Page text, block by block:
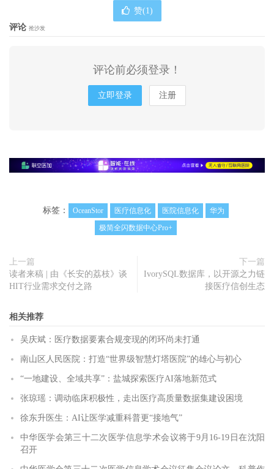
赞(1 )
评论 抢沙发
评论前必须登录！
立即登录 注册
标签： OceanStor 医疗信息化 医院信息化
华为
极简全闪数据中心Pro+
上一篇
读者来稿 | 由《长安的荔枝》谈
HIT行业需求交付之路
下一篇
IvorySQL数据库，以开源之力链
接医疗信创生态
相关推荐
吴庆斌：医疗数据要素合规变现的闭环尚未打通
南山区人民医院：打造“世界级智慧灯塔医院”的雄心与初心
“一地建设、全域共享”：盐城探索医疗AI落地新范式
张琼瑶：调动临床积极性，走出医疗高质量数据集建设困境
徐东升医生：AI让医学减重科普更“接地气”
中华医学会第三十二次医学信息学术会议将于9月16-19日在沈阳
召开